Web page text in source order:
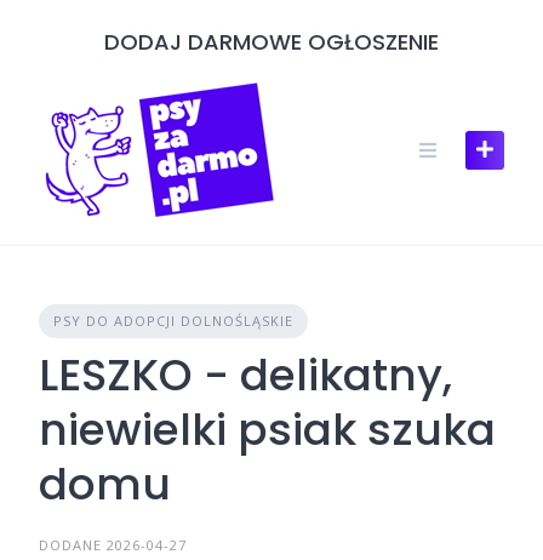
DODAJ DARMOWE OGŁOSZENIE
PSY DO ADOPCJI DOLNOŚLĄSKIE
LESZKO - delikatny,
niewielki psiak szuka
domu
DODANE 2026-04-27